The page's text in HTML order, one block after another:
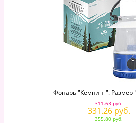
Фонарь "Кемпинг". Размер
311.63 руб.
331.26 руб.
355.80 руб.